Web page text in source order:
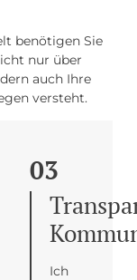
benötigen Sie
nur über
auch Ihre
versteht.
03
Ich